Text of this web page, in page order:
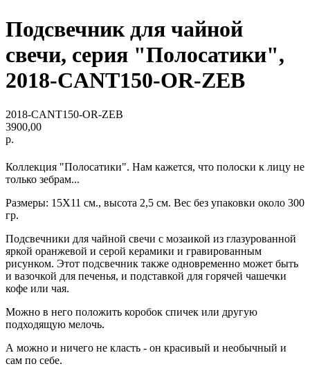
Подсвечник для чайной
свечи, серия "Полосатики",
2018-CANT150-OR-ZEB
2018-CANT150-OR-ZEB
3900,00
р.
Коллекция "Полосатики". Нам кажется, что полоски к лицу не
только зебрам...
Размеры: 15Х11 см., высота 2,5 см. Вес без упаковки около 300
гр.
Подсвечники для чайной свечи с мозаикой из глазурованной
яркой оранжевой и серой керамики и гравированным
рисунком. Этот подсвечник также одновременно может быть
и вазочкой для печенья, и подставкой для горячей чашечки
кофе или чая.
Можно в него положить коробок спичек или другую
подходящую мелочь.
А можно и ничего не класть - он красивый и необычный и
сам по себе.